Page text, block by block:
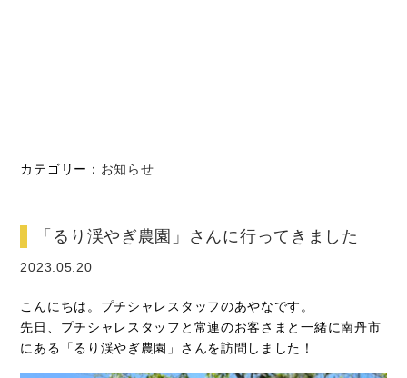
カテゴリー： お知らせ
「るり渓やぎ農園」さんに行ってきました
2023.05.20
こんにちは。プチシャレスタッフのあやなです。
先日、プチシャレスタッフと常連のお客さまと一緒に南丹市
にある「るり渓やぎ農園」さんを訪問しました！